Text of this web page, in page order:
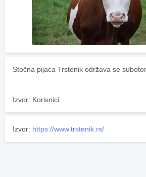
Stočna pijaca Trstenik održava se
Izvor: Korisnici
Izvor: https://www.trstenik.rs/